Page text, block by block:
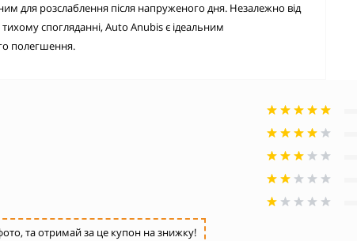
для розслаблення після напруженого дня. Незалежно від
спогляданні, Auto Anubis є ідеальним
полегшення.
та отримай за це купон на знижку!